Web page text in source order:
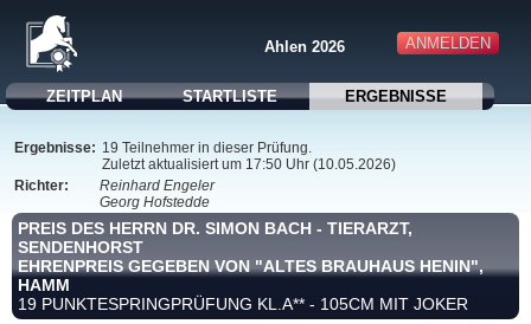
ANMELDEN
Ahlen 2026
ZEITPLAN STARTLISTE ERGEBNISSE
Ergebnisse: 19 Teilnehmer in dieser Prüfung.
Zuletzt aktualisiert um 17:50 Uhr (10.05.2026)
Richter:
Reinhard Engeler
Georg Hofstedde
PREIS DES HERRN DR. SIMON BACH - TIERARZT,
SENDENHORST
EHRENPREIS GEGEBEN VON "ALTES BRAUHAUS HENIN",
HAMM
19 PUNKTESPRINGPRÜFUNG KL.A** - 105CM MIT JOKER